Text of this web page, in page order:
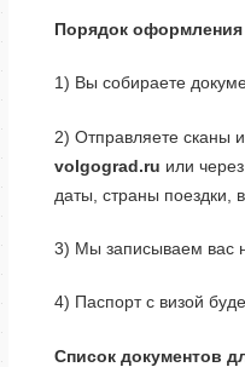
Порядок
1) Вы собираете
2) Отправляете сканы
volgograd.ru или
даты, страны поездки,
3) Мы записываем вас
4) Паспорт с визой
Список документов